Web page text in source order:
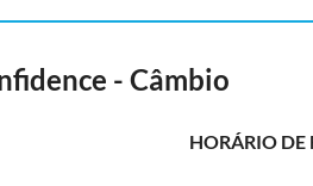
- Câmbio
HORÁRIO